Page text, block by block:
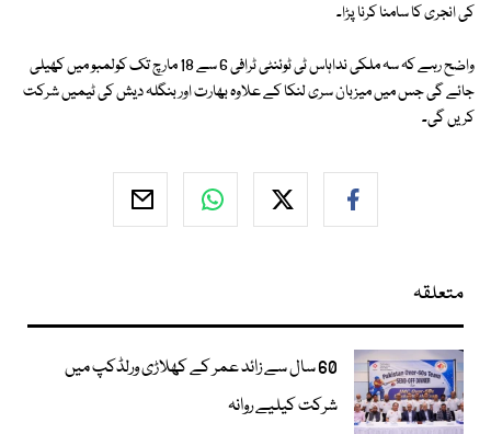
کی انجری کا سامنا کرنا پڑا۔
واضح رہے کہ سہ ملکی نداہاس ٹی ٹوئنٹی ٹرافی 6 سے 18 مارچ تک کولمبو میں کھیلی
جائے گی جس میں میزبان سری لنکا کے علاوہ بھارت اور بنگلہ دیش کی ٹیمیں شرکت
کریں گی۔
متعلقہ
60 سال سے زائد عمر کے کھلاڑی ورلڈکپ میں
شرکت کیلیے روانہ